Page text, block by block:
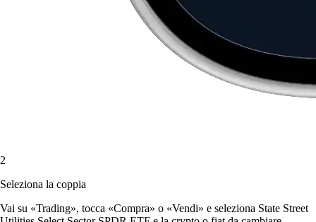
2
Seleziona la coppia
Vai su «Trading», tocca «Compra» o «Vendi» e seleziona State Street